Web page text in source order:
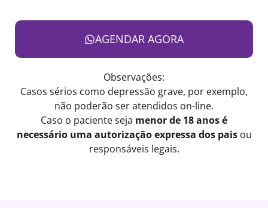
AGENDAR AGORA
Observações:
Casos sérios como depressão grave, por exemplo,
não poderão ser atendidos on-line.
Caso o paciente seja menor de 18 anos é
necessário uma autorização expressa dos paisou
responsáveis legais.